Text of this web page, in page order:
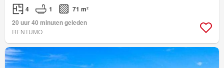
4 1
71 m²
20 uur 40 minuten geleden
RENTUMO